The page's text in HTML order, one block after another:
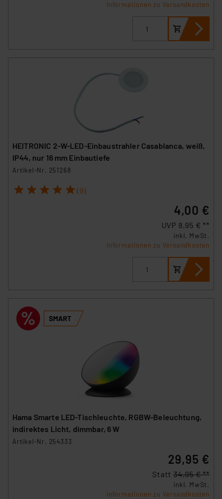
Informationen zu Versandkosten
HEITRONIC 2-W-LED-Einbaustrahler Casablanca, weiß,
IP44, nur 16 mm Einbautiefe
Artikel-Nr. 251268
1 2 3 4 5 (9)
4,00 €
UVP 8,95 € **
inkl. MwSt.
Informationen zu Versandkosten
Hama Smarte LED-Tischleuchte, RGBW-Beleuchtung,
indirektes Licht, dimmbar, 6 W
Artikel-Nr. 254333
29,95 €
Statt 34,95 € **
inkl. MwSt.
Informationen zu Versandkosten